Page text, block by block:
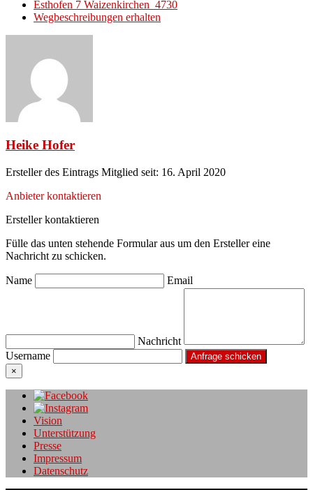
Esthofen 7 Waizenkirchen 4730
Wegbeschreibungen erhalten
Heike Hofer
Ersteller des Eintrags Mitglied seit: 16. April 2020
Anbieter kontaktieren
Ersteller kontaktieren
Fülle das unten stehende Formular aus um den Ersteller eine
Nachricht zu schicken.
Name Email
Nachricht
Username
×
Vision
Unterstützung
Presse
Impressum
Datenschutz